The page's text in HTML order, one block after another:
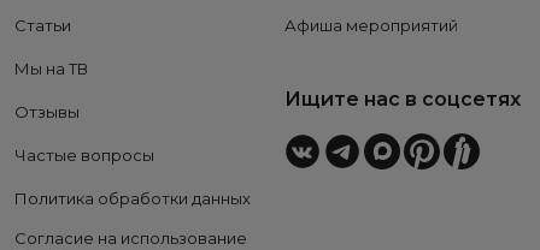
Статьи
Мы на ТВ
Отзывы
Частые вопросы
Политика обработки данных
Согласие на использование
Афиша мероприятий
Ищите нас в соцсетях